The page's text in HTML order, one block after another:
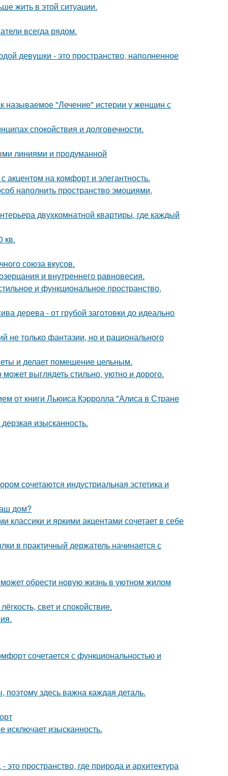
жить в этой ситуации.
всегда рядом.
девушки - это пространство, наполненное
называемое "Лечение" истерии у женщин с
спокойствия и долговечности.
линиями и продуманной
акцентом на комфорт и элегантность.
наполнить пространство эмоциями,
двухкомнатной квартиры, где каждый
кв.
союза вкусов.
и внутреннего равновесия.
и функциональное пространство,
дерева - от грубой заготовки до идеально
не только фантазии, но и рационального
и делает помещение цельным.
выглядеть стильно, уютно и дорого.
от книги Льюиса Кэрролла "Алиса в Стране
изысканность.
сочетаются индустриальная эстетика и
дом?
и яркими акцентами сочетает в себе
в практичный держатель начинается с
обрести новую жизнь в уютном жилом
свет и спокойствие.
сочетается с функциональностью и
поэтому здесь важна каждая деталь.
исключает изысканность.
пространство, где природа и архитектура